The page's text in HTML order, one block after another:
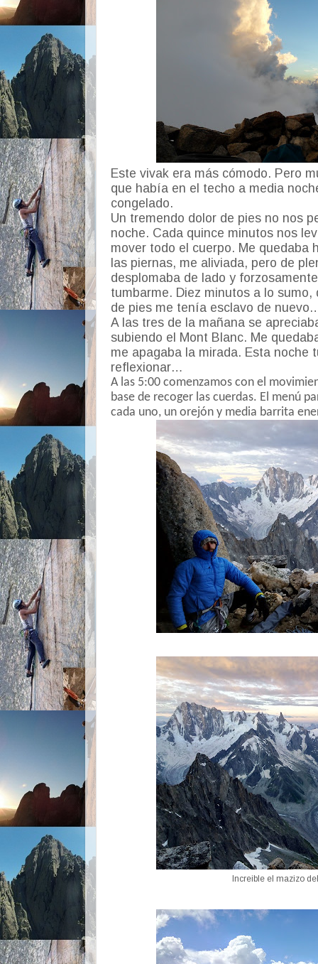
Este vivak era más cómodo. Pero
que había en el techo a media
congelado.
Un tremendo dolor de pies no nos
noche. Cada quince minutos nos
mover todo el cuerpo. Me quedaba
las piernas, me aliviada, pero de
desplomaba de lado y
tumbarme. Diez minutos a lo
de pies me tenía esclavo de
A las tres de la mañana se
subiendo el Mont Blanc. Me
me apagaba la mirada. Esta noche
reflexionar…
A las 5:00 comenzamos con el
base de recoger las cuerdas. El menú
cada uno, un orejón y media barrita
Increible el mazizo